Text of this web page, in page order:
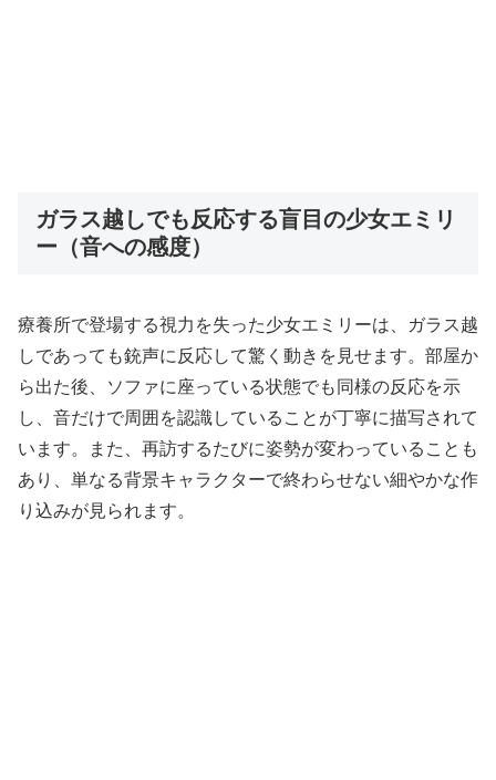
ガラス越しでも反応する盲目の少女エミリ
ー（音への感度）
療養所で登場する視力を失った少女エミリーは、ガラス越
しであっても銃声に反応して驚く動きを見せます。部屋か
ら出た後、ソファに座っている状態でも同様の反応を示
し、音だけで周囲を認識していることが丁寧に描写されて
います。また、再訪するたびに姿勢が変わっていることも
あり、単なる背景キャラクターで終わらせない細やかな作
り込みが見られます。